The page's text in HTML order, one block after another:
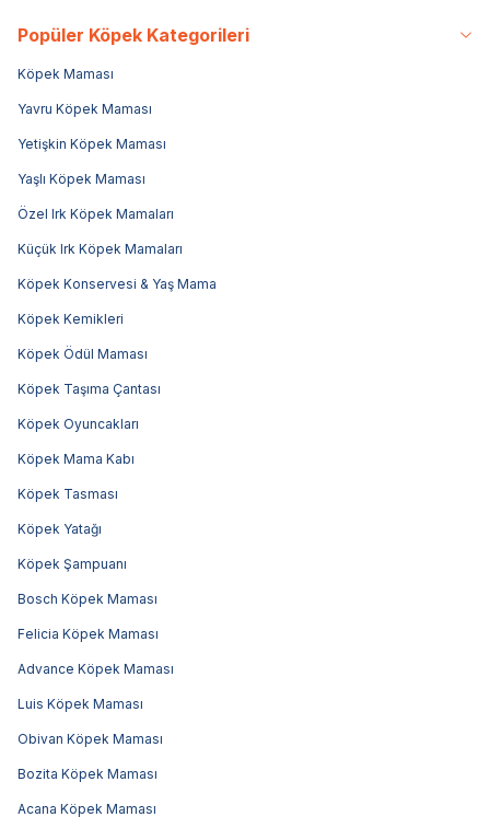
Popüler Köpek Kategorileri
Köpek Maması
Yavru Köpek Maması
Yetişkin Köpek Maması
Yaşlı Köpek Maması
Özel Irk Köpek Mamaları
Küçük Irk Köpek Mamaları
Köpek Konservesi & Yaş Mama
Köpek Kemikleri
Köpek Ödül Maması
Köpek Taşıma Çantası
Köpek Oyuncakları
Köpek Mama Kabı
Köpek Tasması
Köpek Yatağı
Köpek Şampuanı
Bosch Köpek Maması
Felicia Köpek Maması
Advance Köpek Maması
Luis Köpek Maması
Obivan Köpek Maması
Bozita Köpek Maması
Acana Köpek Maması